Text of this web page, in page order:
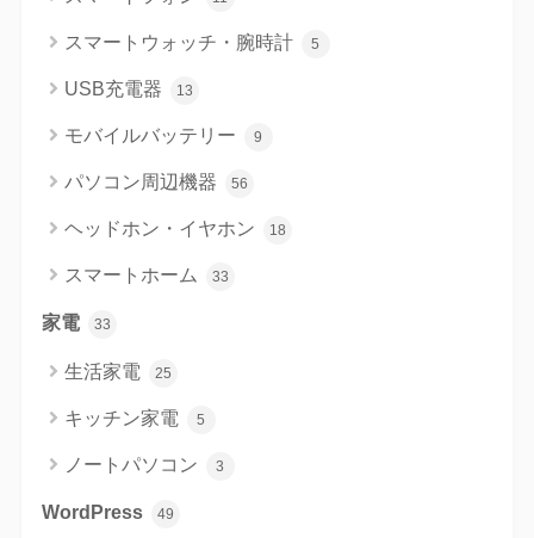
スマートウォッチ・腕時計 5
USB充電器 13
モバイルバッテリー 9
パソコン周辺機器 56
ヘッドホン・イヤホン 18
スマートホーム 33
家電 33
生活家電 25
キッチン家電 5
ノートパソコン 3
WordPress 49